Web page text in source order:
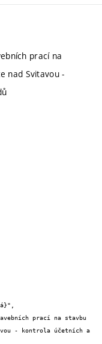
prací na
nad Svitavou -
- kontrola účetních a